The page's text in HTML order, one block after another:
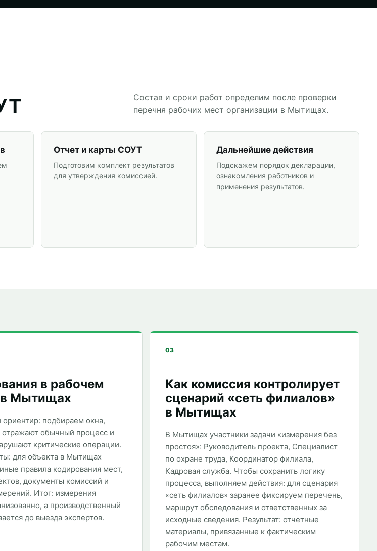
Состав и сроки работ определим после проверки
перечня рабочих мест организации в Мытищах.
Отчет и карты СОУТ
Подготовим комплект результатов
для утверждения комиссией.
Дальнейшие действия
Подскажем порядок декларации,
ознакомления работников и
применения результатов.
в рабочем
Мытищах
ориентир: подбираем окна,
отражают обычный процесс и
критические операции.
для объекта в Мытищах
правила кодирования мест,
документы комиссий и
Итог: измерения
а производственный
до выезда экспертов.
03
Как комиссия контролирует
сценарий «сеть филиалов»
в Мытищах
В Мытищах участники задачи «измерения без
простоя»: Руководитель проекта, Специалист
по охране труда, Координатор филиала,
Кадровая служба. Чтобы сохранить логику
процесса, выполняем действия: для сценария
«сеть филиалов» заранее фиксируем перечень,
маршрут обследования и ответственных за
исходные сведения. Результат: отчетные
материалы, привязанные к фактическим
рабочим местам.